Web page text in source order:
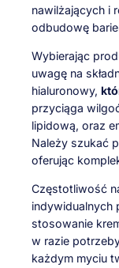
nawilżających i
odbudowę
Wybierając
uwagę na
hialuronowy,
przyciąga
lipidową, oraz
Należy szukać
oferując
Częstotliwość
indywidualnych
stosowanie
w razie
każdym myciu